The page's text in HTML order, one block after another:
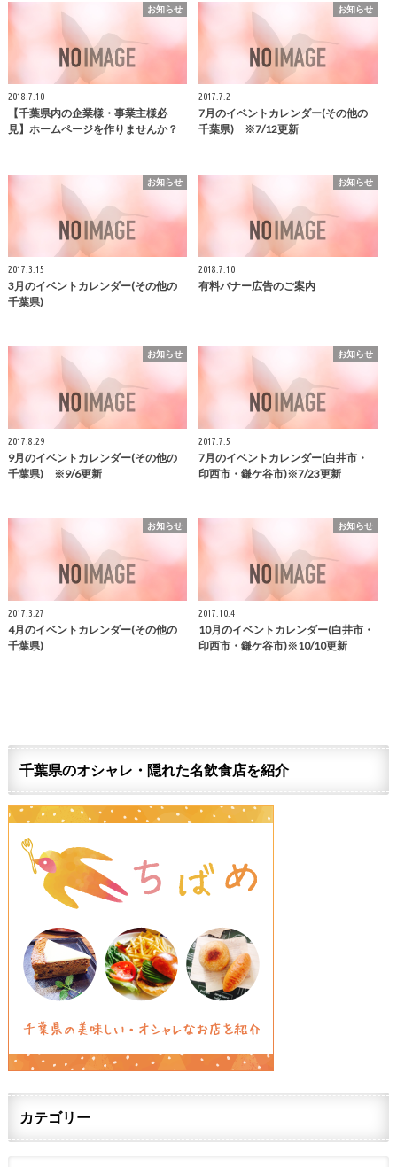
お知らせ
2018.7.10
【千葉県内の企業様・事業主様必
見】ホームページを作りませんか？
お知らせ
2017.7.2
7月のイベントカレンダー(その他の
千葉県) ※7/12更新
お知らせ
2017.3.15
3月のイベントカレンダー(その他の
千葉県)
お知らせ
2018.7.10
有料バナー広告のご案内
お知らせ
2017.8.29
9月のイベントカレンダー(その他の
千葉県) ※9/6更新
お知らせ
2017.7.5
7月のイベントカレンダー(白井市・
印西市・鎌ケ谷市)※7/23更新
お知らせ
2017.3.27
4月のイベントカレンダー(その他の
千葉県)
お知らせ
2017.10.4
10月のイベントカレンダー(白井市・
印西市・鎌ケ谷市)※10/10更新
千葉県のオシャレ・隠れた名飲食店を紹介
カテゴリー